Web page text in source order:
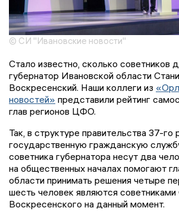
© СИ "Ивановские новости"
Стало известно, сколько советников
губернатор Ивановской области
Воскресенский. Наши коллеги из
новостей» представили рейтинг
глав регионов ЦФО.
Так, в структуре правительства 37-го
государственную гражданскую
советника губернатора несут два
на общественных началах помогают
области принимать решения четыре
шесть человек являются советниками
Воскресенского на данный момент.